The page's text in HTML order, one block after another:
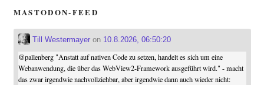
MASTODON-FEED
Till Westermayeron 10.8.2026, 06:50:20
@pallenberg"Anstatt auf nativen Code zu setzen, handelt es sich um eine
Webanwendung, die über das WebView2-Framework ausgeführt wird." - macht
das zwar irgendwie nachvollziehbar, aber irgendwie dann auch wieder nicht: